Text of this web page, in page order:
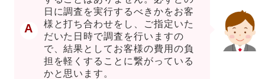
A
日に調査を実行するべきかをお客
様と打ち合わせをし、ご指定いた
だいた日時で調査を行いますの
で、結果としてお客様の費用の負
担を軽くすることに繋がっている
かと思います。